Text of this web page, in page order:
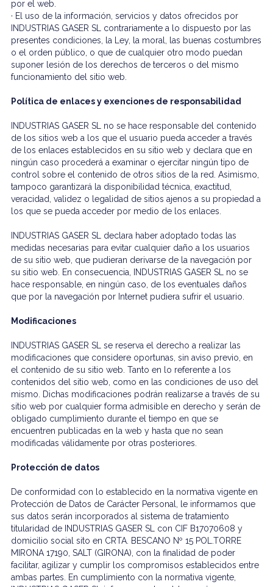
por el web.
· El uso de la información, servicios y datos ofrecidos por
INDUSTRIAS GASER SL contrariamente a lo dispuesto por las
presentes condiciones, la Ley, la moral, las buenas costumbres
o el orden público, o que de cualquier otro modo puedan
suponer lesión de los derechos de terceros o del mismo
funcionamiento del sitio web.
Política de enlaces y exenciones de responsabilidad
INDUSTRIAS GASER SL no se hace responsable del contenido
de los sitios web a los que el usuario pueda acceder a través
de los enlaces establecidos en su sitio web y declara que en
ningún caso procederá a examinar o ejercitar ningún tipo de
control sobre el contenido de otros sitios de la red. Asimismo,
tampoco garantizará la disponibilidad técnica, exactitud,
veracidad, validez o legalidad de sitios ajenos a su propiedad a
los que se pueda acceder por medio de los enlaces.
INDUSTRIAS GASER SL declara haber adoptado todas las
medidas necesarias para evitar cualquier daño a los usuarios
de su sitio web, que pudieran derivarse de la navegación por
su sitio web. En consecuencia, INDUSTRIAS GASER SL no se
hace responsable, en ningún caso, de los eventuales daños
que por la navegación por Internet pudiera sufrir el usuario.
Modificaciones
INDUSTRIAS GASER SL se reserva el derecho a realizar las
modificaciones que considere oportunas, sin aviso previo, en
el contenido de su sitio web. Tanto en lo referente a los
contenidos del sitio web, como en las condiciones de uso del
mismo. Dichas modificaciones podrán realizarse a través de su
sitio web por cualquier forma admisible en derecho y serán de
obligado cumplimiento durante el tiempo en que se
encuentren publicadas en la web y hasta que no sean
modificadas válidamente por otras posteriores.
Protección de datos
De conformidad con lo establecido en la normativa vigente en
Protección de Datos de Carácter Personal, le informamos que
sus datos serán incorporados al sistema de tratamiento
titularidad de INDUSTRIAS GASER SL con CIF B17070608 y
domicilio social sito en CRTA. BESCANO Nº 15 POL.TORRE
MIRONA 17190, SALT (GIRONA), con la finalidad de poder
facilitar, agilizar y cumplir los compromisos establecidos entre
ambas partes. En cumplimiento con la normativa vigente,